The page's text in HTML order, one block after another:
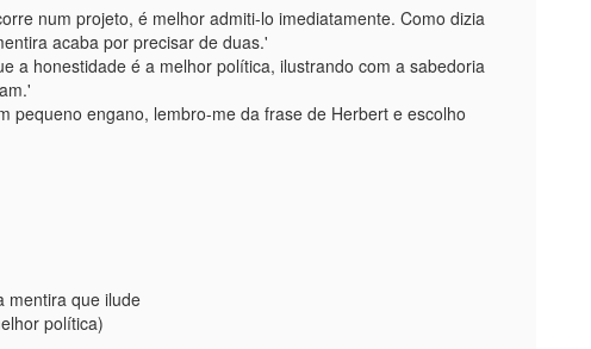
num projeto, é melhor admiti-lo imediatamente. Como dizia
acaba por precisar de duas.'
a honestidade é a melhor política, ilustrando com a sabedoria
pequeno engano, lembro-me da frase de Herbert e escolho
mentira que ilude
política)